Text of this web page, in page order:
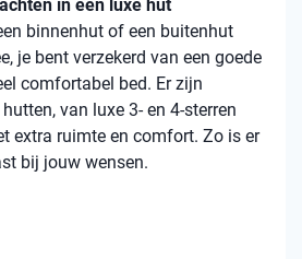
in een luxe hut
binnenhut of een buitenhut
je bent verzekerd van een goede
comfortabel bed. Er zijn
van luxe 3- en 4-sterren
extra ruimte en comfort. Zo is er
bij jouw wensen.